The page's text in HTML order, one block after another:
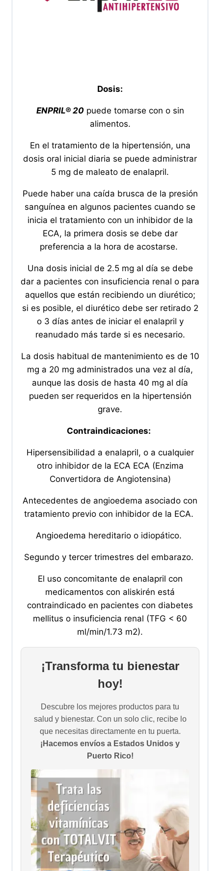
Dosis:
ENPRIL® 20puede tomarse con o sin
alimentos.
En el tratamiento de la hipertensión, una
dosis oral inicial diaria se puede administrar
5 mg de maleato de enalapril.
Puede haber una caída brusca de la presión
sanguínea en algunos pacientes cuando se
inicia el tratamiento con un inhibidor de la
ECA, la primera dosis se debe dar
preferencia a la hora de acostarse.
Una dosis inicial de 2.5 mg al día se debe
dar a pacientes con insuficiencia renal o para
aquellos que están recibiendo un diurético;
si es posible, el diurético debe ser retirado 2
o 3 días antes de iniciar el enalapril y
reanudado más tarde si es necesario.
La dosis habitual de mantenimiento es de 10
mg a 20 mg administrados una vez al día,
aunque las dosis de hasta 40 mg al día
pueden ser requeridos en la hipertensión
grave.
Contraindicaciones:
Hipersensibilidad a enalapril, o a cualquier
otro inhibidor de la ECA ECA (Enzima
Convertidora de Angiotensina)
Antecedentes de angioedema asociado con
tratamiento previo con inhibidor de la ECA.
Angioedema hereditario o idiopático.
Segundo y tercer trimestres del embarazo.
El uso concomitante de enalapril con
medicamentos con aliskirén está
contraindicado en pacientes con diabetes
mellitus o insuficiencia renal (TFG < 60
ml/min/1.73 m2).
¡Transforma tu bienestar
hoy!
Descubre los mejores productos para tu
salud y bienestar. Con un solo clic, recibe lo
que necesitas directamente en tu puerta.
¡Hacemos envíos a Estados Unidos y
Puerto Rico!